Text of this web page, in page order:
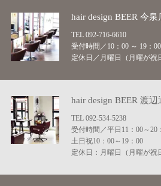
hair design BEER 今泉
TEL 092-716-6610
受付時間／10：00 ～ 19：00
定休日／月曜日（月曜が祝
hair design BEER 渡辺
TEL 092-534-5238
受付時間／平日11：00～20
土日祝10：00～19：00
定休日：月曜日（月曜が祝